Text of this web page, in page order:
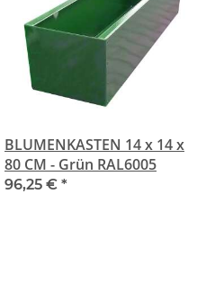
BLUMENKASTEN 14 x 14 x
80 CM - Grün RAL6005
96,25 € *